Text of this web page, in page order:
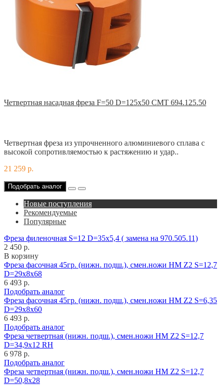
Четвертная насадная фреза F=50 D=125x50 CMT 694.125.50
Четвертная фреза из упрочненного алюминиевого сплава с
высокой сопротивляемостью к растяжению и удар..
21 259 р.
Подобрать аналог
Новые поступления
Рекомендуемые
Популярные
Фреза филеночная S=12 D=35x5,4 ( замена на 970.505.11)
2 450 р.
В корзину
Фреза фасочная 45гр. (нижн. подш.), смен.ножи HM Z2 S=12,7
D=29x8x68
6 493 р.
Подобрать аналог
Фреза фасочная 45гр. (нижн. подш.), смен.ножи HM Z2 S=6,35
D=29x8x60
6 493 р.
Подобрать аналог
Фреза четвертная (нижн. подш.), смен.ножи HM Z2 S=12,7
D=34,9x12 RH
6 978 р.
Подобрать аналог
Фреза четвертная (нижн. подш.), смен.ножи HM Z2 S=12,7
D=50,8x28